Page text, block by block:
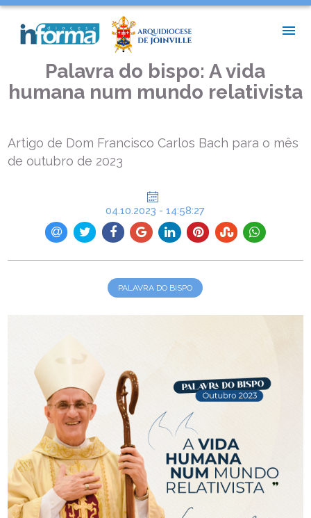
PALAVRA DO BISPO: A VIDA HUMANA NUM MUNDO RELATIVISTA
Palavra do bispo: A vida
humana num mundo relativista
Artigo de Dom Francisco Carlos Bach para o mês
de outubro de 2023
04.10.2023 - 14:58:27
PALAVRA DO BISPO